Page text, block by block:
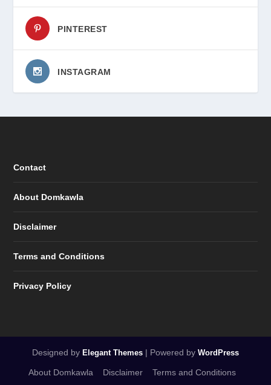
PINTEREST
INSTAGRAM
Contact
About Domkawla
Disclaimer
Terms and Conditions
Privacy Policy
Designed by Elegant Themes | Powered by WordPress
About Domkawla Disclaimer Terms and Conditions